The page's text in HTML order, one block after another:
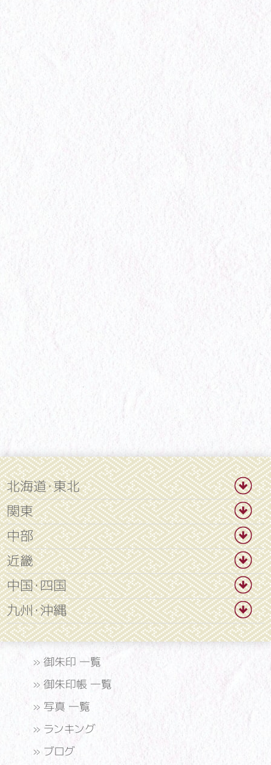
北海道・東北
関東
中部
近畿
中国・四国
九州・沖縄
» 御朱印 一覧
» 御朱印帳 一覧
» 写真 一覧
» ランキング
» ブログ